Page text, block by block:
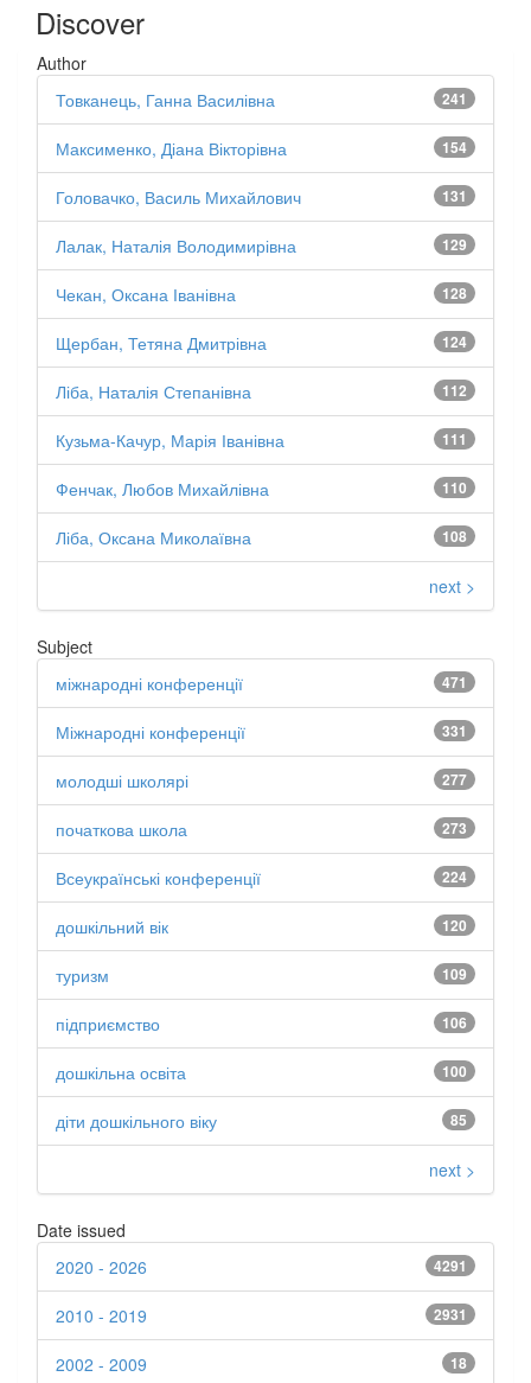
Discover
Author
241
Товканець, Ганна Василівна
154
Максименко, Діана Вікторівна
131
Головачко, Василь Михайлович
129
Лалак, Наталія Володимирівна
128
Чекан, Оксана Іванівна
124
Щербан, Тетяна Дмитрівна
112
Ліба, Наталія Степанівна
111
Кузьма-Качур, Марія Іванівна
110
Фенчак, Любов Михайлівна
108
Ліба, Оксана Миколаївна
next >
Subject
471
міжнародні конференції
331
Міжнародні конференції
277
молодші школярі
273
початкова школа
224
Всеукраїнські конференції
120
дошкільний вік
109
туризм
106
підприємство
100
дошкільна освіта
85
діти дошкільного віку
next >
Date issued
4291
2020 - 2026
2931
2010 - 2019
18
2002 - 2009